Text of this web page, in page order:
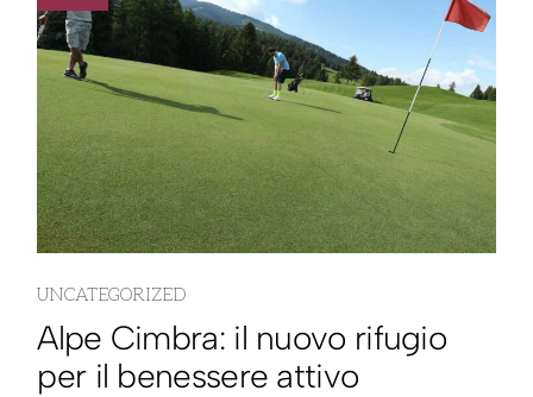
UNCATEGORIZED
Alpe Cimbra: il nuovo rifugio
per il benessere attivo